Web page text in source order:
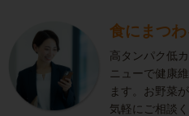
食にまつ
高タンパク低
ニューで健康
ます。お野菜
気軽にご相談く